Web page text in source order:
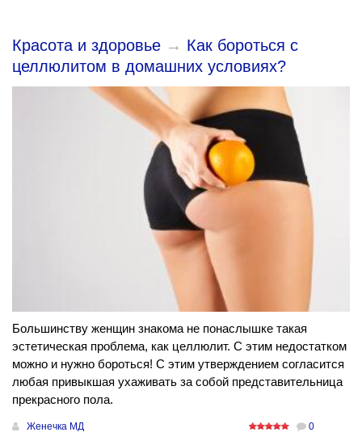
Красота и здоровье → Как бороться с
целлюлитом в домашних условиях?
Большинству женщин знакома не понаслышке такая
эстетическая проблема, как целлюлит. С этим недостатком
можно и нужно бороться! С этим утверждением согласится
любая привыкшая ухаживать за собой представительница
прекрасного пола.
Женечка МД 0